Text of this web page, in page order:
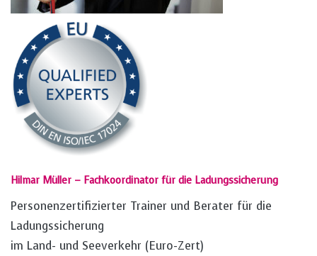
Hilmar Müller – Fachkoordinator für die Ladungssicherung
Personenzertifizierter Trainer und Berater für die
Ladungssicherung
im Land- und Seeverkehr (Euro-Zert)